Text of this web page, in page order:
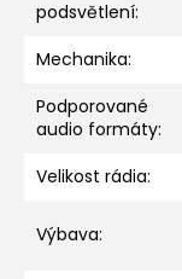
podsvětlení:
Mechanika:
Podporované
audio formáty:
Velikost rádia:
Výbava: